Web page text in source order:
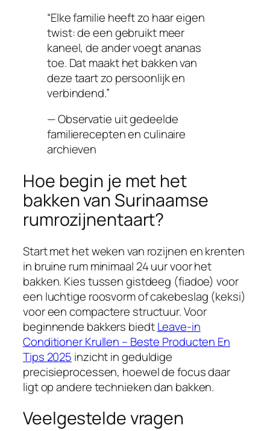
“Elke familie heeft zo haar eigen
twist: de een gebruikt meer
kaneel, de ander voegt ananas
toe. Dat maakt het bakken van
deze taart zo persoonlijk en
verbindend.”
— Observatie uit gedeelde
familierecepten en culinaire
archieven
Hoe begin je met het
bakken van Surinaamse
rumrozijnentaart?
Start met het weken van rozijnen en krenten
in bruine rum minimaal 24 uur voor het
bakken. Kies tussen gistdeeg (fiadoe) voor
een luchtige roosvorm of cakebeslag (keksi)
voor een compactere structuur. Voor
beginnende bakkers biedtLeave-in
Conditioner Krullen – Beste Producten En
Tips 2025 inzicht in geduldige
precisieprocessen, hoewel de focus daar
ligt op andere technieken dan bakken.
Veelgestelde vragen